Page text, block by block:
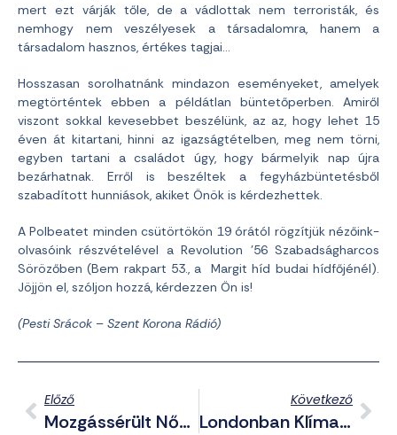
mert ezt várják tőle, de a vádlottak nem terroristák, és
nemhogy nem veszélyesek a társadalomra, hanem a
társadalom hasznos, értékes tagjai…
Hosszasan sorolhatnánk mindazon eseményeket, amelyek
megtörténtek ebben a példátlan büntetőperben. Amiről
viszont sokkal kevesebbet beszélünk, az az, hogy lehet 15
éven át kitartani, hinni az igazságtételben, meg nem törni,
egyben tartani a családot úgy, hogy bármelyik nap újra
bezárhatnak. Erről is beszéltek a fegyházbüntetésből
szabadított hunniások, akiket Önök is kérdezhettek.
A Polbeatet minden csütörtökön 19 órától rögzítjük nézőink-
olvasóink részvételével a Revolution ’56 Szabadságharcos
Sörözőben (Bem rakpart 53., a Margit híd budai hídfőjénél).
Jöjjön el, szóljon hozzá, kérdezzen Ön is!
(Pesti Srácok – Szent Korona Rádió)
Előző
Mozgássérült Nőket Erőszakolnak Újabban A Migránsok Olaszországban
Következő
Londonban Klímatüntetők Bénították Meg Ismét A Forgalmat – De Kik Is Pénzelik Őket?